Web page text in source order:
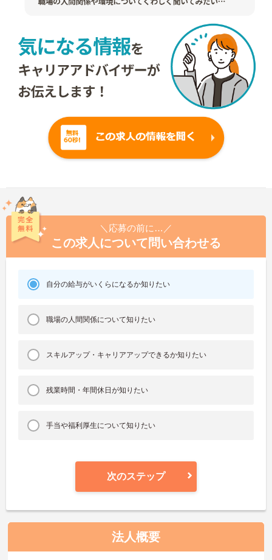
＼応募の前に…／
この求人について問い合わせる
自分の給与がいくらになるか知りたい
職場の人間関係について知りたい
スキルアップ・キャリアアップできるか知りたい
残業時間・年間休日が知りたい
手当や福利厚生について知りたい
次のステップ
法人概要